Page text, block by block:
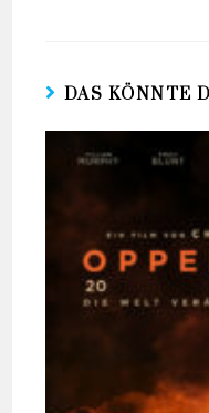
DAS KÖNNTE